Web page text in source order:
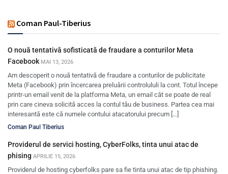
Coman Paul-Tiberius
O nouă tentativă sofisticată de fraudare a conturilor Meta
Facebook MAI 13, 2026
Am descoperit o nouă tentativă de fraudare a conturilor de publicitate
Meta (Facebook) prin încercarea preluării controlululi la cont. Totul începe
printr-un email venit de la platforma Meta, un email cât se poate de real
prin care cineva solicită acces la contul tău de business. Partea cea mai
interesantă este că numele contului atacatorului precum […]
Coman Paul Tiberius
Providerul de servici hosting, CyberFolks, tinta unui atac de
phising APRILIE 15, 2026
Providerul de hosting cyberfolks pare sa fie tinta unui atac de tip phishing.